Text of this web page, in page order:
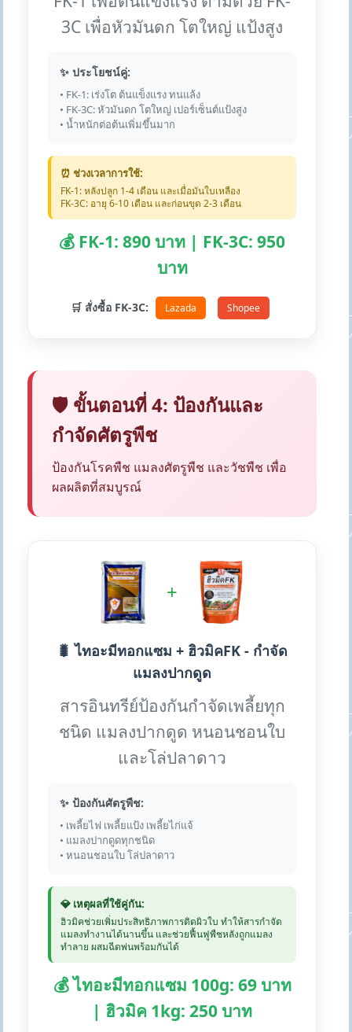
3C เพื่อหัวมันดก โตใหญ่ แป้งสูง
✨ ประโยชน์คู่:
• FK-1: เร่งโต ต้นแข็งแรง ทนแล้ง
• FK-3C: หัวมันดก โตใหญ่ เปอร์เซ็นต์แป้งสูง
• น้ำหนักต่อต้นเพิ่มขึ้นมาก
⏰ ช่วงเวลาการใช้:
FK-1: หลังปลูก 1-4 เดือน และเมื่อมันใบเหลือง
FK-3C: อายุ 6-10 เดือน และก่อนขุด 2-3 เดือน
💰 FK-1: 890 บาท | FK-3C: 950
บาท
🛒 สั่งซื้อ FK-3C: Lazada Shopee
🛡️ ขั้นตอนที่ 4: ป้องกันและ
กำจัดศัตรูพืช
ป้องกันโรคพืช แมลงศัตรูพืช และวัชพืช เพื่อ
ผลผลิตที่สมบูรณ์
+
🐛 ไทอะมีทอกแซม + ฮิวมิคFK - กำจัด
แมลงปากดูด
สารอินทรีย์ป้องกันกำจัดเพลี้ยทุก
ชนิด แมลงปากดูด หนอนชอนใบ
และโล่ปลาดาว
✨ ป้องกันศัตรูพืช:
• เพลี้ยไฟ เพลี้ยแป้ง เพลี้ยไก่แจ้
• แมลงปากดูดทุกชนิด
• หนอนชอนใบ โล่ปลาดาว
💎 เหตุผลที่ใช้คู่กัน:
ฮิวมิคช่วยเพิ่มประสิทธิภาพการติดผิวใบ ทำให้สารกำจัด
แมลงทำงานได้นานขึ้น และช่วยฟื้นฟูพืชหลังถูกแมลง
ทำลาย ผสมฉีดพ่นพร้อมกันได้
💰 ไทอะมีทอกแซม 100g: 69 บาท
| ฮิวมิค 1kg: 250 บาท